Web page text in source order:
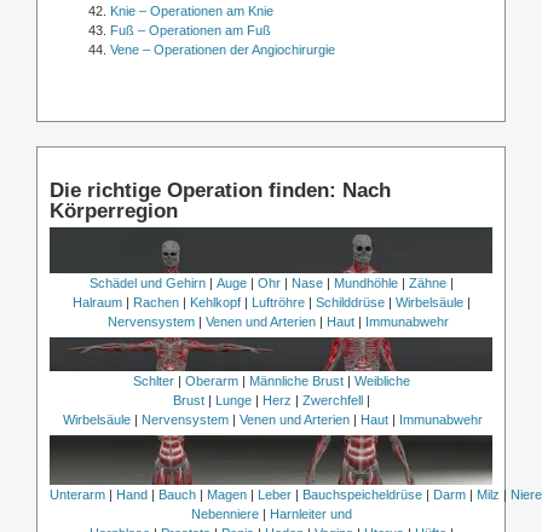
Knie – Operationen am Knie
Fuß – Operationen am Fuß
Vene – Operationen der Angiochirurgie
Die richtige Operation finden: Nach
Körperregion
Schädel und Gehirn| Auge| Ohr| Nase| Mundhöhle| Zähne|
Halraum| Rachen| Kehlkopf| Luftröhre| Schilddrüse| Wirbelsäule|
Nervensystem | Venen und Arterien | Haut | Immunabwehr
Schlter| Oberarm| Männliche Brust| Weibliche
Brust| Lunge| Herz Zwerchfell
Wirbelsäule
Nervensystem Venen und Arterien Haut Immunabwehr
Unterarm| Hand Bauch| Magen| Leber| Bauchspeicheldrüse| Darm| Milz
Nebenniere|
Harnleiter und